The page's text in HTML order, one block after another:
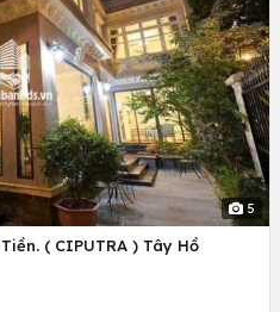
5
( CIPUTRA ) Tây Hồ